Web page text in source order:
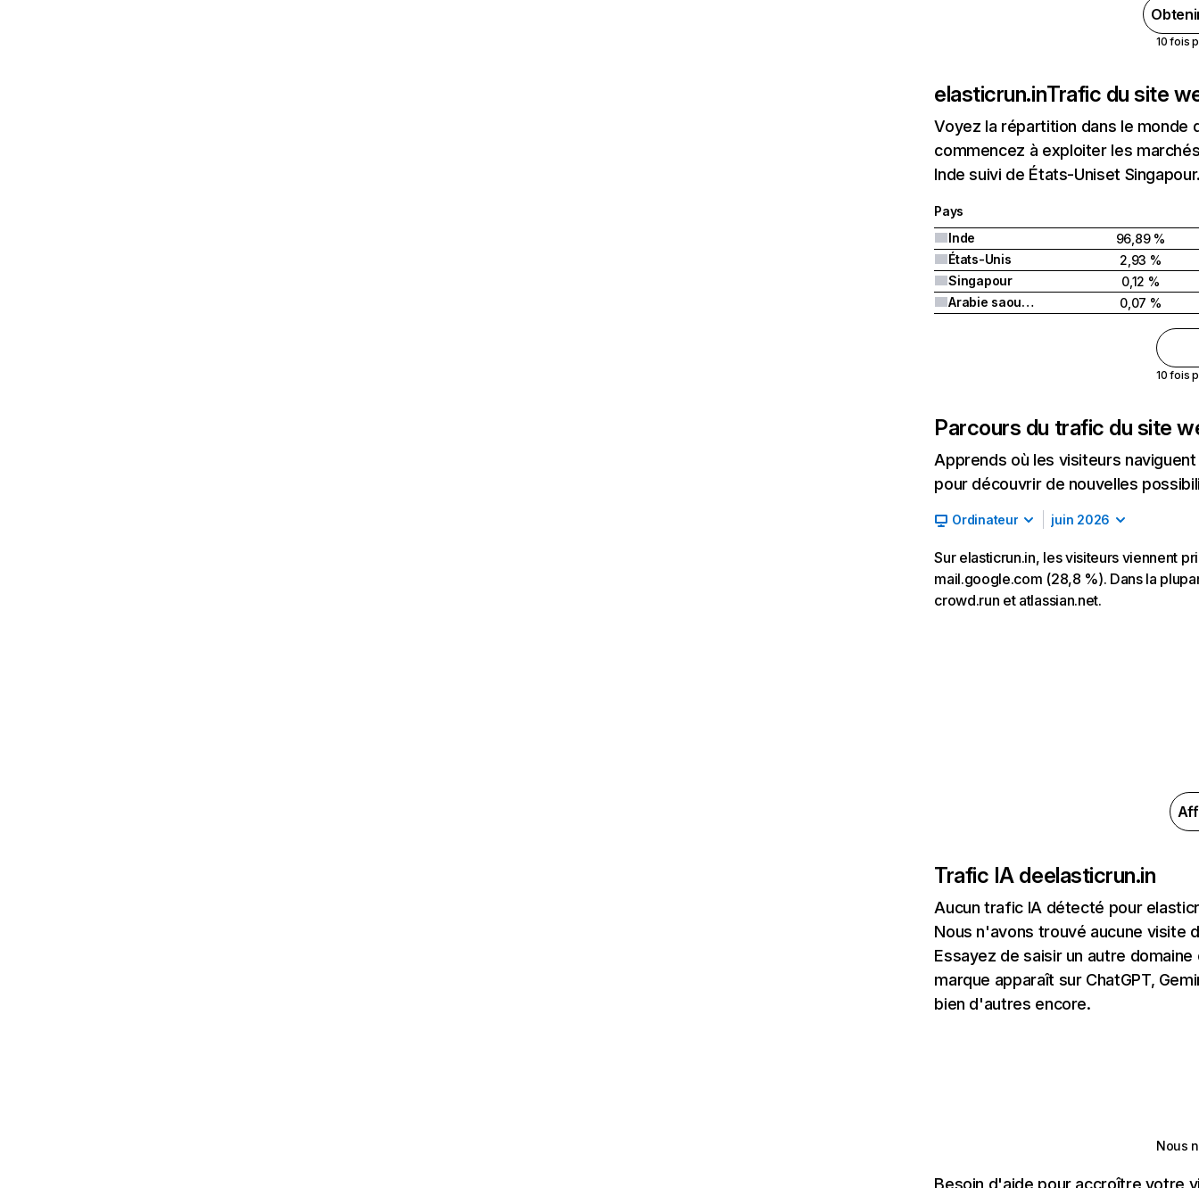
10 fois
elasticrun.inTrafic du site
Voyez la répartition dans le
commencez à exploiter les
Inde suivi de États-Uniset
Pays
Inde
96,89 %
États-Unis
2,93 %
Singapour
0,12 %
Arabie saoudite
0,07 %
10 fois
Parcours du trafic du site
Apprends où les visiteurs
pour découvrir de nouvelles
Ordinateur juin 2026
Sur elasticrun.in, les visiteurs viennent
mail.google.com (28,8 %). Dans la
crowd.run et atlassian.net.
Trafic IA deelasticrun.in
Aucun trafic IA détecté pour
Nous n'avons trouvé aucune visite
Essayez de saisir un autre
marque apparaît sur ChatGPT,
bien d'autres encore.
Nous
Besoin d'aide pour accroître votre